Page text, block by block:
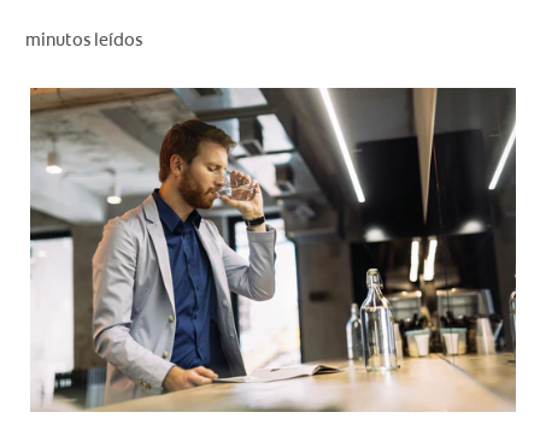
PARA PROFESIONALES
CUPONES
DÓNDE COMPRAR
VE (ES)
SUSCRÍBETE
minutos leídos